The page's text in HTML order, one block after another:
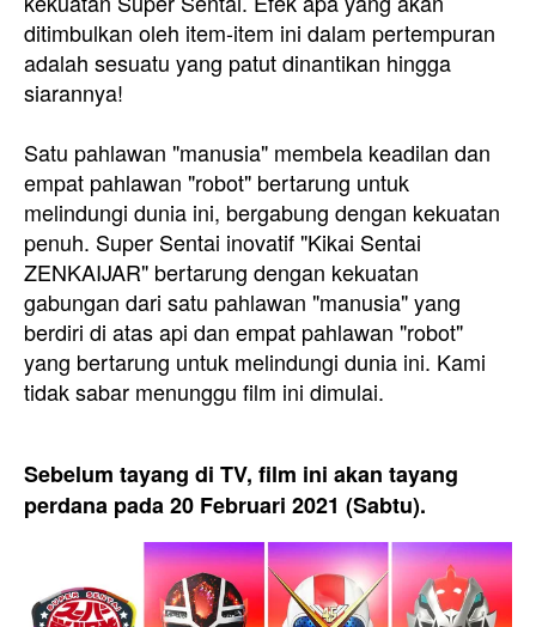
ditimbulkan oleh item-item ini dalam pertempuran
adalah sesuatu yang patut dinantikan hingga
siarannya!
Satu pahlawan "manusia" membela keadilan dan
empat pahlawan "robot" bertarung untuk
melindungi dunia ini, bergabung dengan kekuatan
penuh. Super Sentai inovatif "Kikai Sentai
ZENKAIJAR" bertarung dengan kekuatan
gabungan dari satu pahlawan "manusia" yang
berdiri di atas api dan empat pahlawan "robot"
yang bertarung untuk melindungi dunia ini. Kami
tidak sabar menunggu film ini dimulai.
Sebelum tayang di TV, film ini akan tayang
perdana pada 20 Februari 2021 (Sabtu).